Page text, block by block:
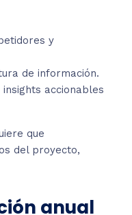
y
de información.
accionables
que
del proyecto,
anual